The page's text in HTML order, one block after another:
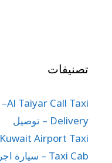
تصنيفات
Al Taiyar Call Taxi– كيو تاكسي
Delivery – توصيل
Kuwait Airport Taxi
Taxi Cab – سيارة اجرة